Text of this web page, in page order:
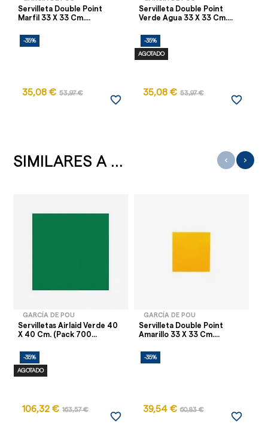
Servilleta Double Point
Marfil 33 X 33 Cm....
-35%
35,08 € 53,97 €
favorite_border
Servilleta Double Point
Verde Agua 33 X 33 Cm....
-35%
AGOTADO
35,08 € 53,97 €
favorite_border
SIMILARES A ...
GARCÍA DE POU
Servilletas Airlaid Verde 40
X 40 Cm. (Pack 700...
-35%
AGOTADO
106,32 € 163,57 €
favorite_border
GARCÍA DE POU
Servilleta Double Point
Amarillo 33 X 33 Cm....
-35%
39,54 € 60,83 €
favorite_border
‹ ›